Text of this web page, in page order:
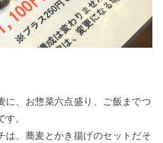
に、お惣菜六点盛り、ご飯までつ
。
は、蕎麦とかき揚げのセットだそ